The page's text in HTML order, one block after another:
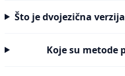
Što je dvojezična
Koje su metode